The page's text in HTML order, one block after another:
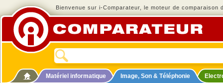
Bienvenue sur i-Comparateur, le moteur de comparaison
Matériel informatique Image, Son & Téléphonie